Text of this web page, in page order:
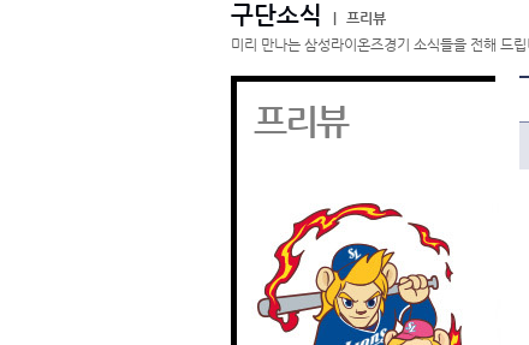
구단소식
프리뷰
미리 만나는 삼성라이온즈경기 소식들을 전해 드립
프리뷰